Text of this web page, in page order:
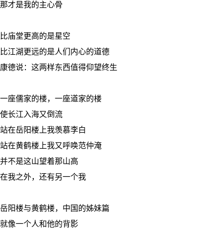
那才是我的主心骨
比庙堂更高的是星空
比江湖更远的是人们内心的道德
康德说：这两样东西值得仰望终生
一座儒家的楼，一座道家的楼
使长江入海又倒流
站在岳阳楼上我羡慕李白
站在黄鹤楼上我又呼唤范仲淹
并不是这山望着那山高
在我之外，还有另一个我
岳阳楼与黄鹤楼，中国的姊妹篇
就像一个人和他的背影